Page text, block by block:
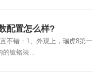
配置怎么样?
不错：1、外观上，瑞虎8第一
的镀铬装...